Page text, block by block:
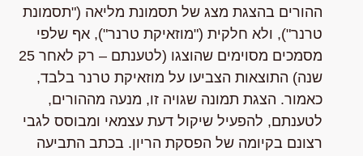
ההורים בהצגת מצג של תסמונת מליאה ("תסמונת
טרנר"), ולא חלקית ("מוזאיקת טרנר"), אף שלפי
מסמכים מסוימים שהוצגו (לטענתם – רק לאחר 25
שנה) התוצאות הצביעו על מוזאיקת טרנר בלבד,
כאמור. הצגת תמונה שגויה זו, מנעה מההורים,
לטענתם, להפעיל שיקול דעת עצמאי ומבוסס לגבי
רצונם בקיומה של הפסקת הריון. בכתב התביעה